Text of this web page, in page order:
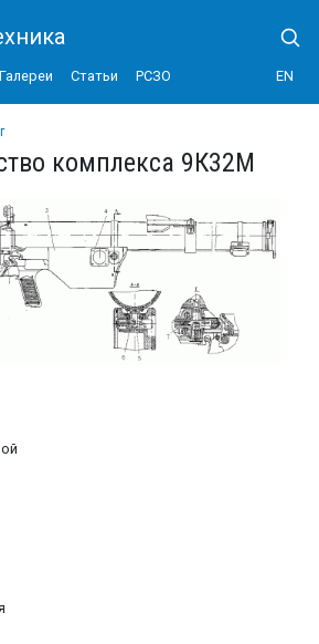
Галереи Статьи РСЗО EN
комплекс 9К32М "Стрела-2М"
9К32Мкомплекса 9К32М